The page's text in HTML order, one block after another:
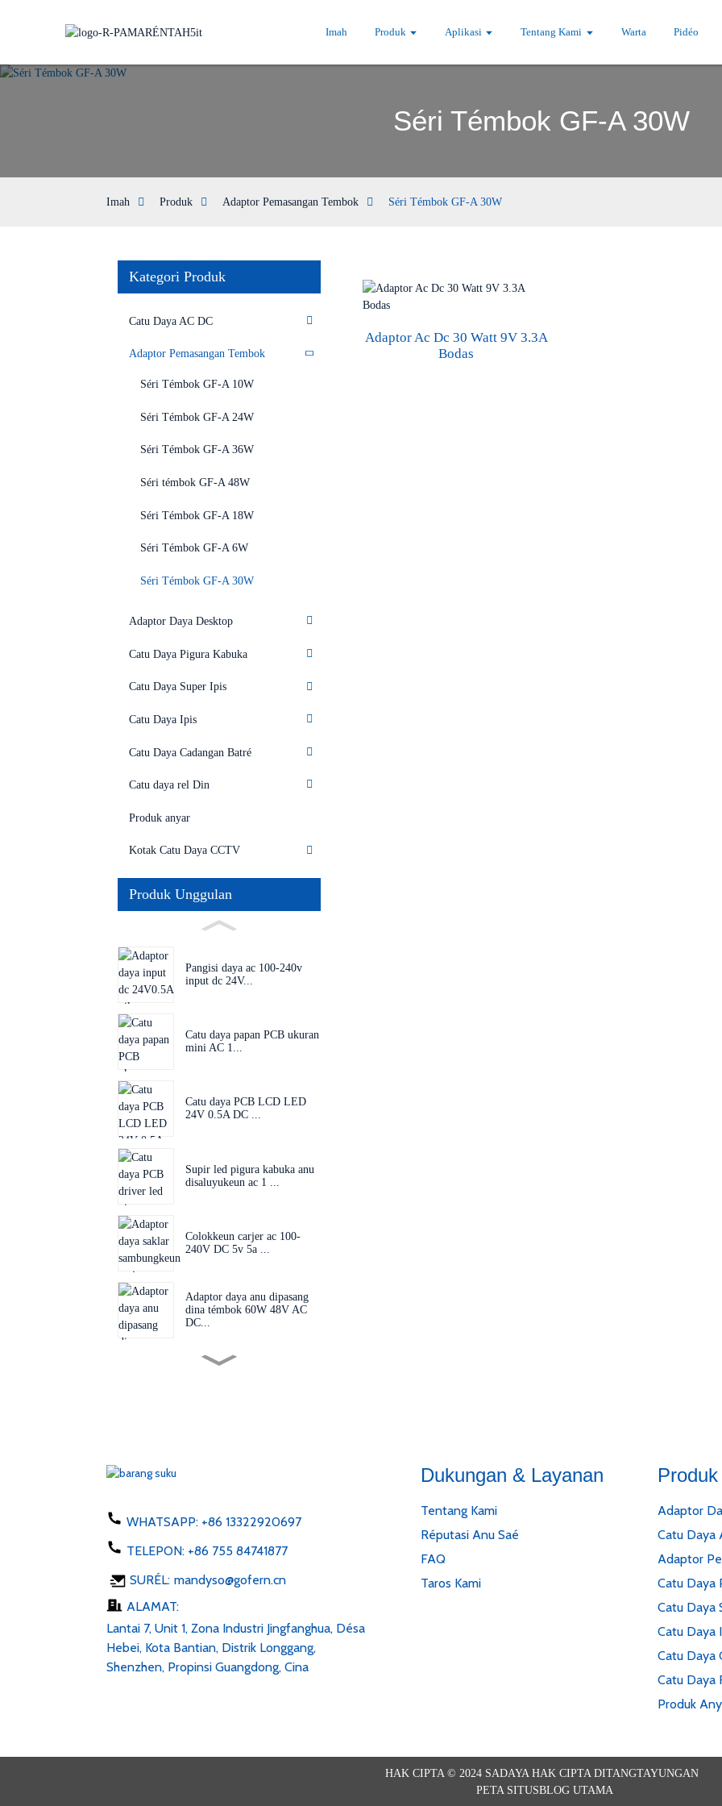
Imah Produk Aplikasi Tentang Kami Warta Pidéo
Séri Témbok GF-A 30W
Imah Produk Adaptor Pemasangan Tembok Séri Témbok GF-A 30W
Kategori Produk
Catu Daya AC DC
Adaptor Pemasangan Tembok
Séri Témbok GF-A 10W
Séri Témbok GF-A 24W
Séri Témbok GF-A 36W
Séri témbok GF-A 48W
Séri Témbok GF-A 18W
Séri Témbok GF-A 6W
Séri Témbok GF-A 30W
Adaptor Daya Desktop
Catu Daya Pigura Kabuka
Catu Daya Super Ipis
Catu Daya Ipis
Catu Daya Cadangan Batré
Catu daya rel Din
Produk anyar
Kotak Catu Daya CCTV
Produk Unggulan
Pangisi daya ac 100-240v
input dc 24V...
Catu daya papan PCB ukuran
mini AC 1...
Catu daya PCB LCD LED
24V 0.5A DC ...
Supir led pigura kabuka anu
disaluyukeun ac 1 ...
Colokkeun carjer ac 100-
240V DC 5v 5a ...
Adaptor daya anu dipasang
dina témbok 60W 48V AC
DC...
Colokan anu tiasa
C USB ac 100-24...
Lampu LED Strip 6v 12v
24v AC 100-240V DC 1...
Adaptor Ac Dc 30 Watt 9V 3.3A
Bodas
WHATSAPP: +86 13322920697
TELEPON: +86 755 84741877
SURÉL: mandyso@gofern.cn
ALAMAT:
Lantai 7, Unit 1, Zona Industri Jingfanghua, Désa
Hebei, Kota Bantian, Distrik Longgang,
Shenzhen, Propinsi Guangdong, Cina
Dukungan & Layanan
Tentang Kami
Réputasi Anu Saé
FAQ
Taros Kami
Adaptor
Catu Daya
Adaptor
Catu Daya
Catu Daya
Catu Daya
Catu Daya
Catu Daya
Produk
HAK CIPTA © 2024 SADAYA HAK CIPTA DITANGTAYUNGAN
PETA SITUSBLOG UTAMA